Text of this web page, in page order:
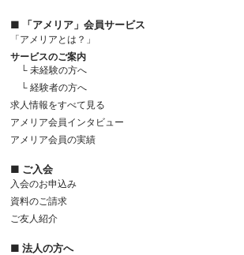
■ 「アメリア」会員サービス
「アメリアとは？」
サービスのご案内
└ 未経験の方へ
└ 経験者の方へ
求人情報をすべて見る
アメリア会員インタビュー
アメリア会員の実績
■ ご入会
入会のお申込み
資料のご請求
ご友人紹介
■ 法人の方へ